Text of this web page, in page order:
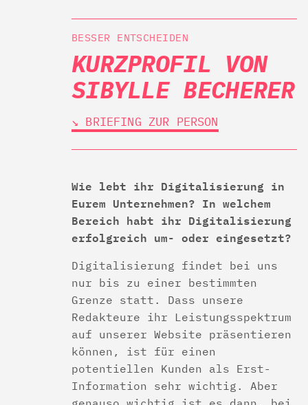
BESSER ENTSCHEIDEN
KURZPROFIL VON
SIBYLLE BECHERER
↘︎ BRIEFING ZUR PERSON
Wie lebt ihr Digitalisierung in
Eurem Unternehmen? In welchem
Bereich habt ihr Digitalisierung
erfolgreich um- oder eingesetzt?
Digitalisierung findet bei uns
nur bis zu einer bestimmten
Grenze statt. Dass unsere
Redakteure ihr Leistungsspektrum
auf unserer Website präsentieren
können, ist für einen
potentiellen Kunden als Erst-
Information sehr wichtig. Aber